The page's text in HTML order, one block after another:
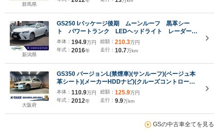
群馬県
新潟県
GS250 Iパッケージ後期 ムーンルーフ 黒革シー
ト パワートランク LEDヘッドライト レーダーク
ルーズ パワーシート シートエアコン 電動リアシ
ェード 純正17インチAW パドルシフト クリアラ
ンスソナー ETC
本体： 194.9万円
年式： 2016年
総額： 210.3万円
走行： 10.7万km
大阪府
GS350 バージョンL(禁煙車)(サンルーフ)(ベージュ本
革シート)(メーカーHDDナビ)(クルーズコントロール)
(コーナーセンサー)(シートメモリー)(シートヒーター
&クーラー)(リアサンシェード)(純正18インチAW)
本体： 110.9万円
年式： 2012年
総額： 125.9万円
走行： 9.9万km
GSの中古車全てを見る